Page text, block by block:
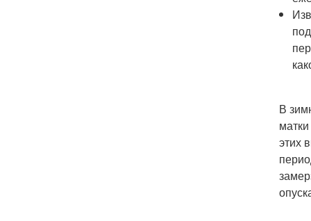
В
этих